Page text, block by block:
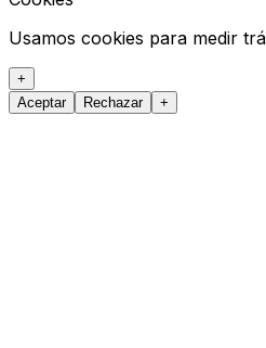
Usamos cookies para medir
+
Aceptar
Rechazar +